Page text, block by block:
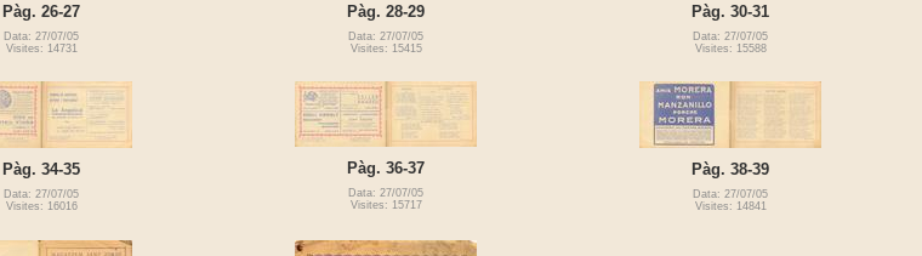
Pàg. 26-27
Data: 27/07/05
Visites: 14731
Pàg. 28-29
Data: 27/07/05
Visites: 15415
Pàg. 30-31
Data: 27/07/05
Visites: 15588
Pàg. 34-35
Data: 27/07/05
Visites: 16016
Pàg. 36-37
Data: 27/07/05
Visites: 15717
Pàg. 38-39
Data: 27/07/05
Visites: 14841